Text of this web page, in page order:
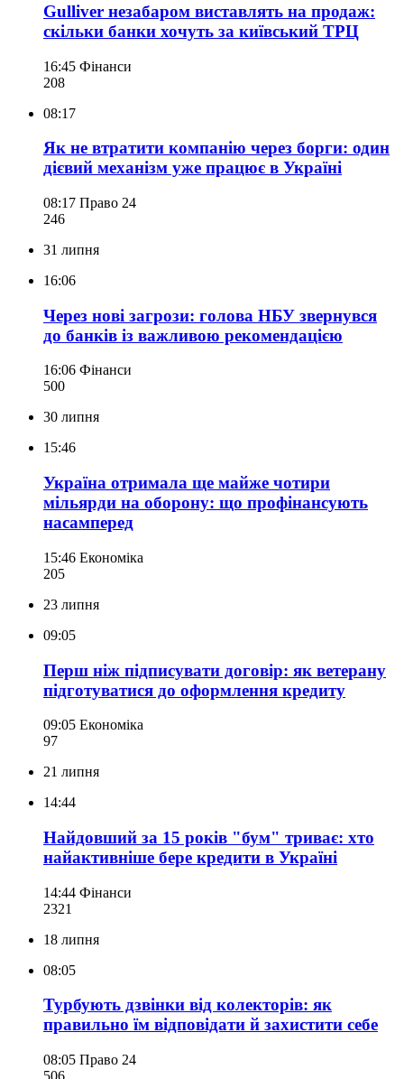
Gulliver незабаром виставлять на продаж:
скільки банки хочуть за київський ТРЦ
16:45 Фінанси
208
08:17
Як не втратити компанію через борги: один
дієвий механізм уже працює в Україні
08:17 Право 24
246
31 липня
16:06
Через нові загрози: голова НБУ звернувся
до банків із важливою рекомендацією
16:06 Фінанси
500
30 липня
15:46
Україна отримала ще майже чотири
мільярди на оборону: що профінансують
насамперед
15:46 Економіка
205
23 липня
09:05
Перш ніж підписувати договір: як ветерану
підготуватися до оформлення кредиту
09:05 Економіка
97
21 липня
14:44
Найдовший за 15 років "бум" триває: хто
найактивніше бере кредити в Україні
14:44 Фінанси
2321
18 липня
08:05
Турбують дзвінки від колекторів: як
правильно їм відповідати й захистити себе
08:05 Право 24